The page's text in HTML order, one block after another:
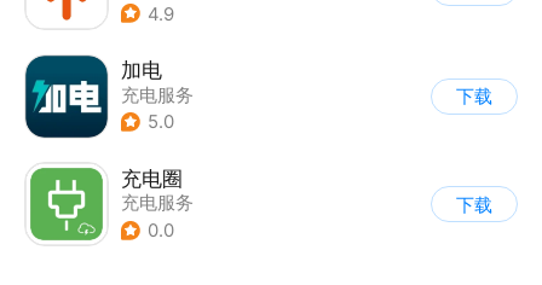
4.9
加电
充电服务
5.0
下载
充电圈
充电服务
0.0
下载